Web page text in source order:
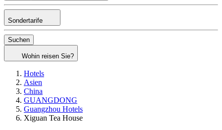
Sondertarife
Suchen
Wohin reisen Sie?
Hotels
Asien
China
GUANGDONG
Guangzhou Hotels
Xiguan Tea House